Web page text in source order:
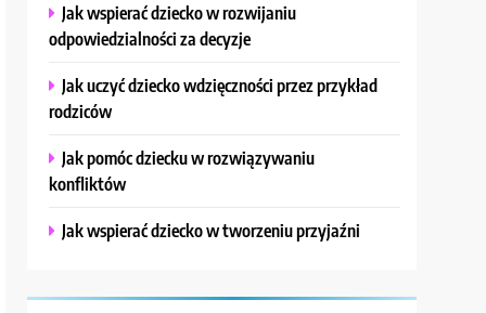
Jak wspierać dziecko w rozwijaniu
odpowiedzialności za decyzje
Jak uczyć dziecko wdzięczności przez przykład
rodziców
Jak pomóc dziecku w rozwiązywaniu
konfliktów
Jak wspierać dziecko w tworzeniu przyjaźni